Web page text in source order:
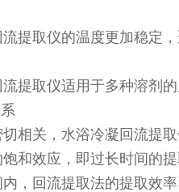
提取仪的温度更加稳定
提取仪适用于多种溶剂
相关，水浴冷凝回流提
和效应，即过长时间的
，回流提取法的提取效